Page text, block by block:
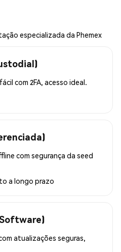
especializada da Phemex
com 2FA, acesso ideal.
com segurança da seed
a longo prazo
atualizações seguras,